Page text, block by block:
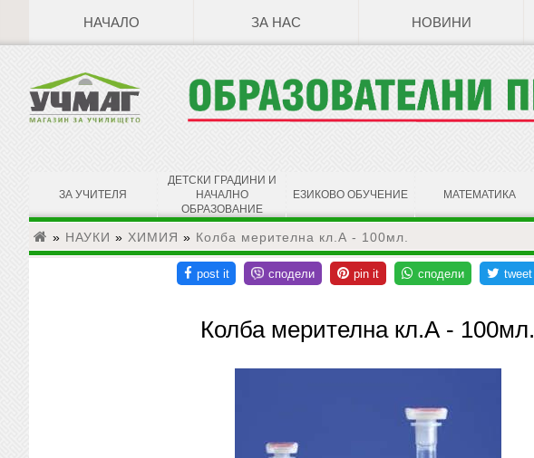
НАЧАЛО ЗА НАС НОВИНИ
ЗА УЧИТЕЛЯ
ДЕТСКИ ГРАДИНИ И
НАЧАЛНО
ОБРАЗОВАНИЕ
ЕЗИКОВО ОБУЧЕНИЕ МАТЕМАТИКА
» НАУКИ » ХИМИЯ » Колба мерителна кл.А - 100мл.
Колба мерителна кл.А - 100мл.